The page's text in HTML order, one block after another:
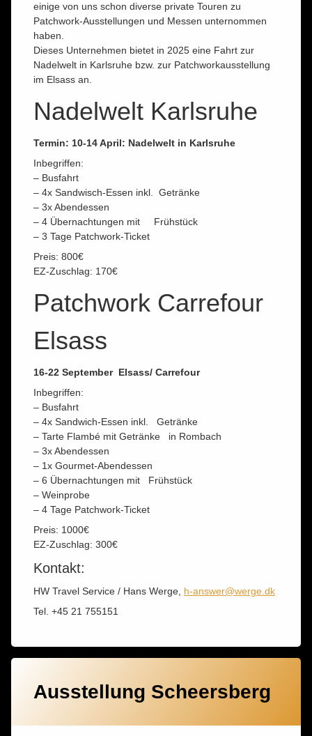
einige von uns schon diverse private Touren zu
Patchwork-Ausstellungen und Messen unternommen
haben.
Dieses Unternehmen bietet in 2025 eine Fahrt zur
Nadelwelt in Karlsruhe bzw. zur Patchworkausstellung
im Elsass an.
Nadelwelt Karlsruhe
Termin: 10-14 April: Nadelwelt in Karlsruhe
Inbegriffen:
– Busfahrt
– 4x Sandwisch-Essen inkl. Getränke
– 3x Abendessen
– 4 Übernachtungen mit Frühstück
– 3 Tage Patchwork-Ticket
Preis: 800€
EZ-Zuschlag: 170€
Patchwork Carrefour
Elsass
16-22 September Elsass/ Carrefour
Inbegriffen:
– Busfahrt
– 4x Sandwich-Essen inkl. Getränke
– Tarte Flambé mit Getränke in Rombach
– 3x Abendessen
– 1x Gourmet-Abendessen
– 6 Übernachtungen mit Frühstück
– Weinprobe
– 4 Tage Patchwork-Ticket
Preis: 1000€
EZ-Zuschlag: 300€
Kontakt:
HW Travel Service / Hans Werge, h-answer@werge.dk
Tel. +45 21 755151
Ausstellung Scheersberg